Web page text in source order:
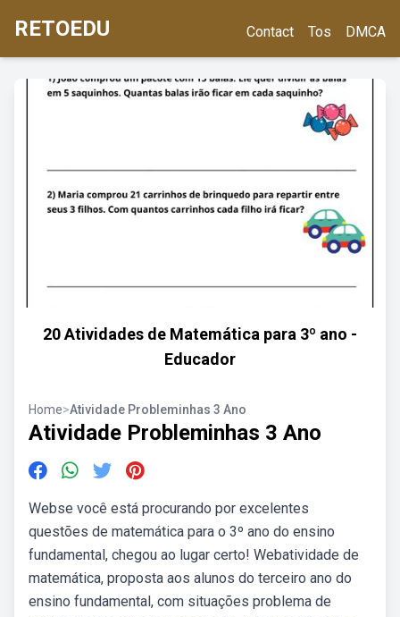
RETOEDU Contact Tos DMCA
20 Atividades de Matemática para 3º ano -
Educador
Home>Atividade Probleminhas 3 Ano
Atividade Probleminhas 3 Ano
Webse você está procurando por excelentes
questões de matemática para o 3º ano do ensino
fundamental, chegou ao lugar certo! Webatividade de
matemática, proposta aos alunos do terceiro ano do
ensino fundamental, com situações problema de